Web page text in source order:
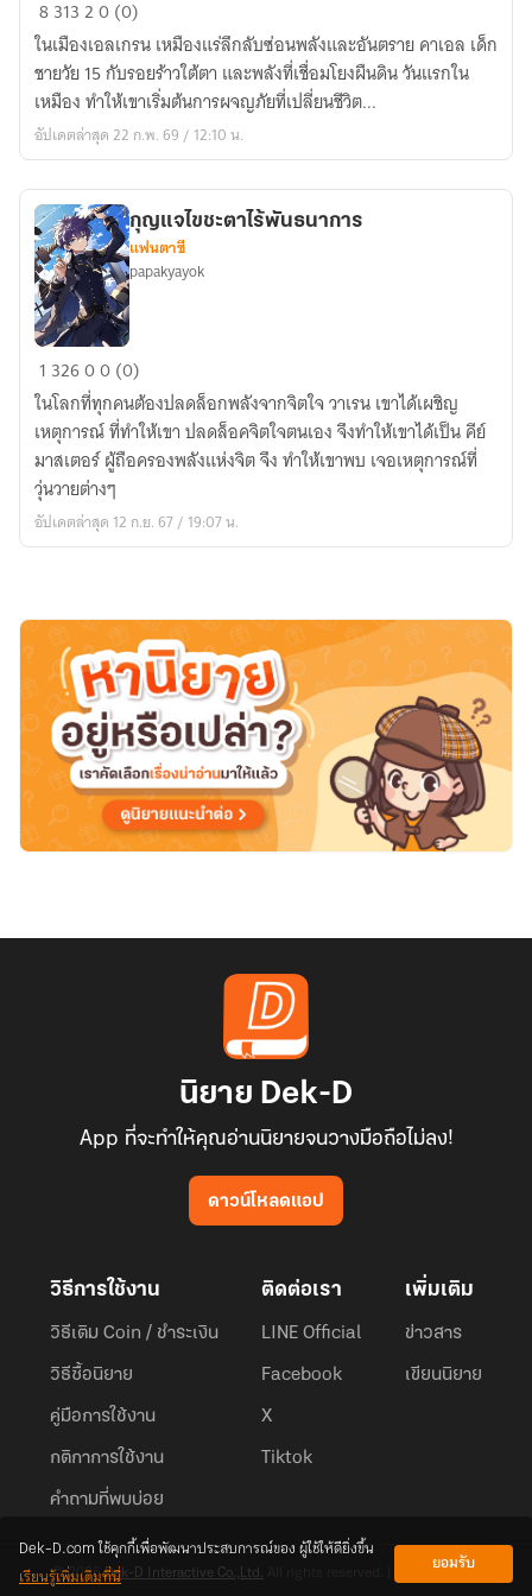
ร้าว
ใต้
ผืน
ดิน
คา
831320 (0)
ในเมืองเอลเกรน เหมืองแร่ลึกลับซ่อนพลังและอันตราย คาเอล เด็ก
ชายวัย 15 กับรอยร้าวใต้ตา และพลังที่เชื่อมโยงผืนดิน วันแรกใน
เหมือง ทำให้เขาเริ่มต้นการผจญภัยที่เปลี่ยนชีวิต...
อัปเดตล่าสุด 22 ก.พ. 69 / 12:10 น.
กุญแจ
ไข
ชะตา
ไร้
พันธนาการ
กุญแจไขชะตาไร้พันธนาการ
แฟนตาซี
papakyayok
1 32600 (0)
ในโลกที่ทุกคนต้องปลดล็อกพลังจากจิตใจ วาเรน เขาได้เผชิญ
เหตุการณ์ ที่ทำให้เขา ปลดล็อคจิตใจตนเอง จึงทำให้เขาได้เป็น คีย์
มาสเตอร์ ผู้ถือครองพลังแห่งจิต จึง ทำให้เขาพบ เจอเหตุการณ์ที่
วุ่นวายต่างๆ
อัปเดตล่าสุด 12 ก.ย. 67 / 19:07 น.
นิยาย Dek-D
App ที่จะทำให้คุณอ่านนิยายจนวางมือถือไม่ลง!
ดาวน์โหลดแอป
วิธีการใช้งาน
วิธีเติม Coin / ชำระเงิน
วิธีซื้อนิยาย
คู่มือการใช้งาน
กติกาการใช้งาน
คำถามที่พบบ่อย
ติดต่อเรา
LINE Official
Facebook
X
Tiktok
เพิ่มเติม
ข่าวสาร
เขียนนิยาย
© 2026Dek-D Interactive Co.,Ltd.
Dek-D.com ใช้คุกกี้เพื่อพัฒนาประสบการณ์ของ ผู้ใช้ให้ดียิ่งขึ้น
เรียนรู้เพิ่มเติมที่นี่
ยอมรับ